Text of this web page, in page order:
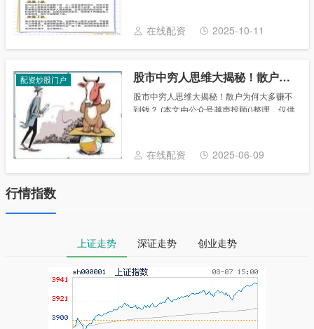
意股票，成交量小阐明很少人生意股票，资
金不合......
在线配资 2025-10-11
配资炒股门户 股市中穷人思维大揭秘！散户为何大多赚不到钱？
股市中穷人思维大揭秘！散户为何大多赚不
到钱？ (本文由公众号越声投顾()整理，仅供
思维，难怪大多数散户赚不到钱 (1)从......
在线配资 2025-06-09
行情指数
上证走势 深证走势 创业走势